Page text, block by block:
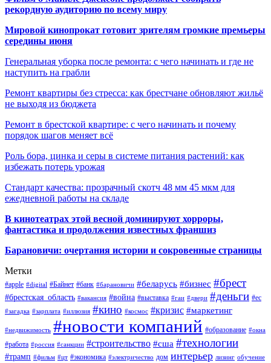
рекордную аудиторию по всему миру
Мировой кинопрокат готовит зрителям громкие премьеры
середины июня
Генеральная уборка после ремонта: с чего начинать и где не
наступить на грабли
Ремонт квартиры без стресса: как брестчане обновляют жильё
не выходя из бюджета
Ремонт в брестской квартире: с чего начинать и почему
порядок шагов меняет всё
Роль бора, цинка и серы в системе питания растений: как
избежать потерь урожая
Стандарт качества: прозрачный скотч 48 мм 45 мкм для
ежедневной работы на складе
В кинотеатрах этой весной доминируют хорроры,
фантастика и продолжения известных франшиз
Барановичи: очертания истории и сокровенные страницы
Метки
#apple #digital #Байнет #банк #барановичи #беларусь #бизнес #брест
#брестская_область #вакансия #война #выставка #гаи #двери #деньги #ес
#загадка #зарплата #иллюзия #кино #космос #кризис #маркетинг
#недвижимость #новости компаний #образование #окна
#работа #россия #санкции #строительство #сша #технологии
#трамп #фильм #цт #экономика #электричество дом интерьер лизинг обучение